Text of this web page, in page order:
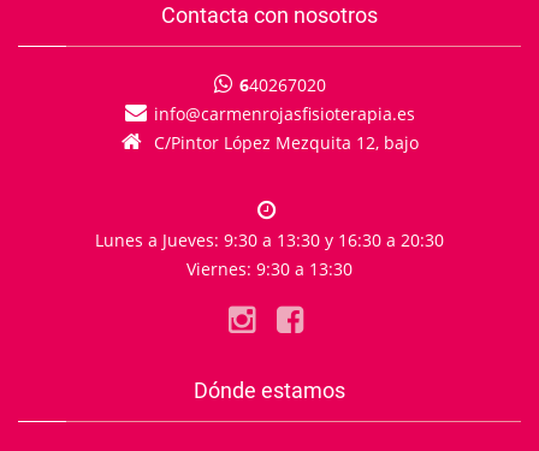
Contacta con nosotros
640267020
info
carmenrojasfisioterapia.es
C/Pintor López Mezquita 12, bajo
Lunes a Jueves: 9:30 a 13:30 y 16:30 a 20:30
Viernes: 9:30 a 13:30
Dónde estamos